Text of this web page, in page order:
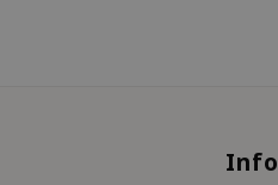
Info